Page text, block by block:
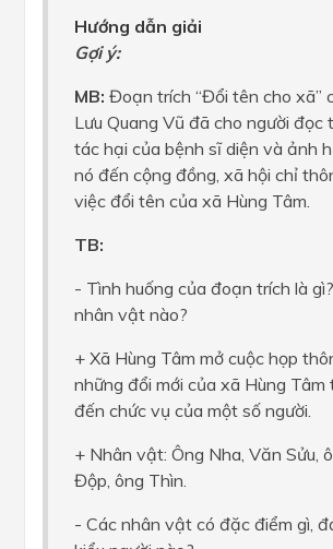
Hướng dẫn giải
Gợi ý:
MB: Đoạn trích “Đổi tên cho xã”
Lưu Quang Vũ đã cho người đọc
tác hại của bệnh sĩ diện và ảnh
nó đến cộng đồng, xã hội chỉ
việc đổi tên của xã Hùng Tâm.
TB:
- Tình huống của đoạn trích là
nhân vật nào?
+ Xã Hùng Tâm mở cuộc họp
những đổi mới của xã Hùng Tâm
đến chức vụ của một số người.
+ Nhân vật: Ông Nha, Văn Sửu,
Độp, ông Thìn.
- Các nhân vật có đặc điểm gì,